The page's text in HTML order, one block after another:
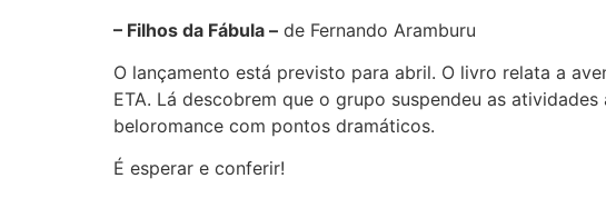
– Filhos da Fábula – de Fernando Aramburu
O lançamento está previsto para abril. O livro relata a
ETA. Lá descobrem que o grupo suspendeu as
beloromance com pontos dramáticos.
É esperar e conferir!